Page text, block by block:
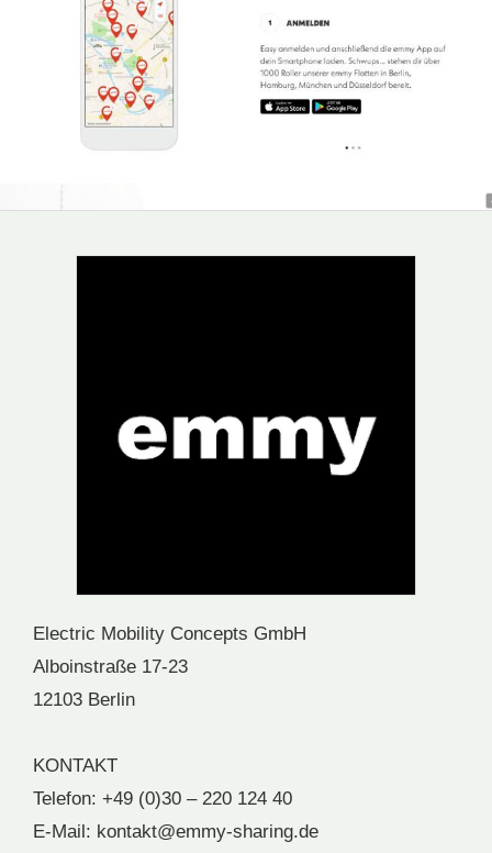
Electric Mobility Concepts GmbH
Alboinstraße 17-23
12103 Berlin
KONTAKT
Telefon: +49 (0)30 – 220 124 40
E-Mail: kontakt@emmy-sharing.de